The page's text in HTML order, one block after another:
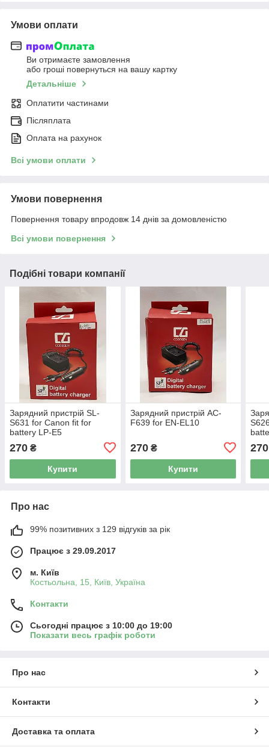
Умови оплати
Ви отримаєте замовлення
або гроші повернуться на вашу картку
Детальніше
Оплатити частинами
Післяплата
Оплата на рахунок
Всі умови оплати
Умови повернення
Повернення товару впродовж 14 днів за домовленістю
Всі умови повернення
Подібні товари компанії
Зарядний пристрій SL-
S631 for Canon fit for
battery LP-E5
270 ₴
Купити
Зарядний пристрій AC-
F639 for EN-EL10
270₴
Купити
270
Про нас
99% позитивних з 129 відгуків за рік
Працює з 29.09.2017
м. Київ
Костьольна, 15, Київ, Україна
Контакти
Сьогодні працює з 10:00 до 19:00
Показати весь графік роботи
Про нас
Контакти
Доставка та оплата